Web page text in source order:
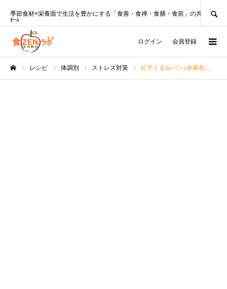
季節食材×栄養面で生活を豊かにする「食善・食禅・食膳・食前」の共創ﾌﾟﾗｯﾄﾌ
ｫｰﾑ
ログイン 会員登録
レシピ 体調別 ストレス対策 紅芋くるみパン♪赤紫色がアクセント＊【沖縄料理研究家レシピ】